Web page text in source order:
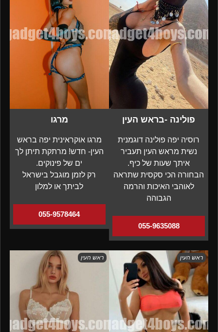
פולינה -בראש העין
רוסיה יפה פולינה דוגמנית
נשית מראש העין תעביר
איתך שעות של כיף.
הבחורה הכי סקסית שתראה
לאוהבי האיכות והרמה
הגבוהה
055-9635088
מרגו
מרגו אוקראינית יפה בראש
העין- חדש! מרתקת תיתן לך
ים של פינוקים.
רק לזמן מוגבל בישראל
לביתך או למלון
055-9578464
ראש העין ראש העין